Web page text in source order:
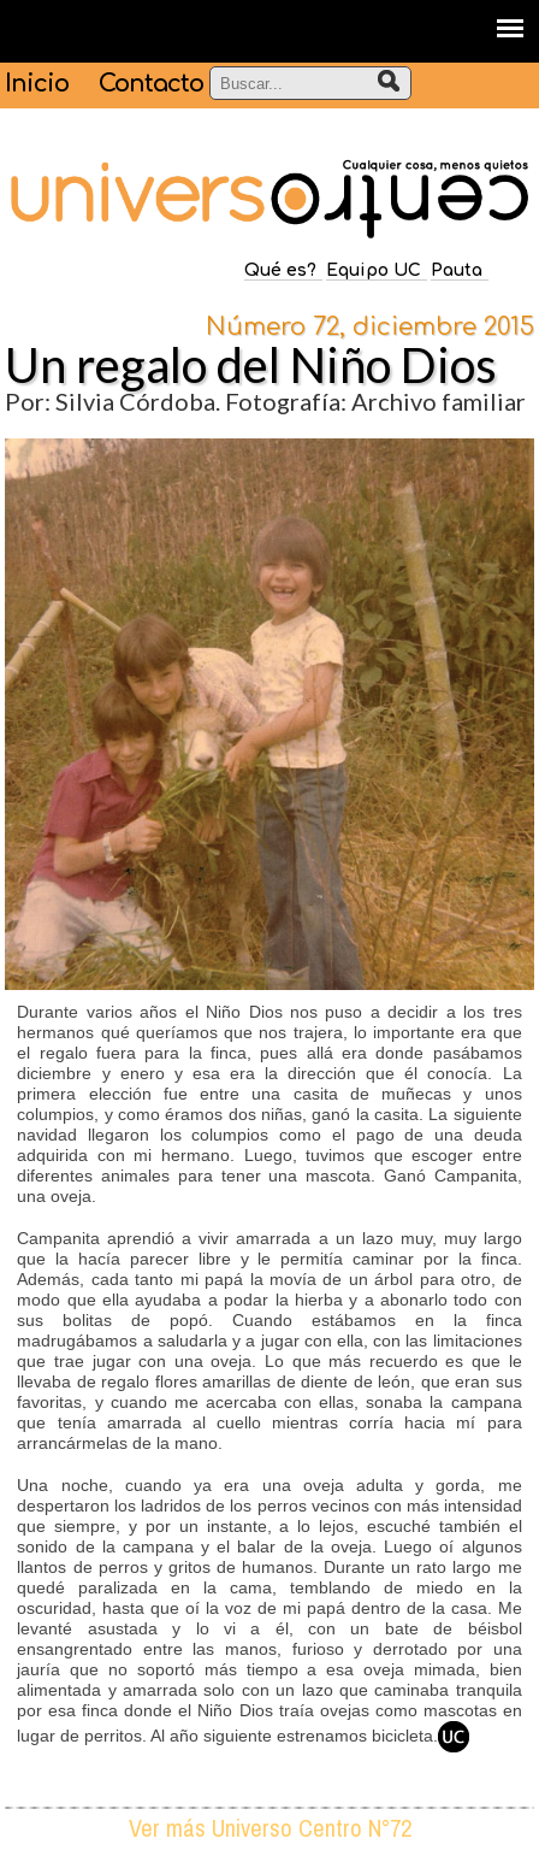
Inicio Contacto
Qué es? Equipo UC Pauta
Número 72, diciembre 2015
Un regalo del Niño Dios
Por: Silvia Córdoba. Fotografía: Archivo familiar
Durante varios años el Niño Dios nos puso a decidir a los tres
hermanos qué queríamos que nos trajera, lo importante era que
el regalo fuera para la finca, pues allá era donde pasábamos
diciembre y enero y esa era la dirección que él conocía. La
primera elección fue entre una casita de muñecas y unos
columpios, y como éramos dos niñas, ganó la casita. La siguiente
navidad llegaron los columpios como el pago de una deuda
adquirida con mi hermano. Luego, tuvimos que escoger entre
diferentes animales para tener una mascota. Ganó Campanita,
una oveja.
Campanita aprendió a vivir amarrada a un lazo muy, muy largo
que la hacía parecer libre y le permitía caminar por la finca.
Además, cada tanto mi papá la movía de un árbol para otro, de
modo que ella ayudaba a podar la hierba y a abonarlo todo con
sus bolitas de popó. Cuando estábamos en la finca
madrugábamos a saludarla y a jugar con ella, con las limitaciones
que trae jugar con una oveja. Lo que más recuerdo es que le
llevaba de regalo flores amarillas de diente de león, que eran sus
favoritas, y cuando me acercaba con ellas, sonaba la campana
que tenía amarrada al cuello mientras corría hacia mí para
arrancármelas de la mano.
Una noche, cuando ya era una oveja adulta y gorda, me
despertaron los ladridos de los perros vecinos con más intensidad
que siempre, y por un instante, a lo lejos, escuché también el
sonido de la campana y el balar de la oveja. Luego oí algunos
llantos de perros y gritos de humanos. Durante un rato largo me
quedé paralizada en la cama, temblando de miedo en la
oscuridad, hasta que oí la voz de mi papá dentro de la casa. Me
levanté asustada y lo vi a él, con un bate de béisbol
ensangrentado entre las manos, furioso y derrotado por una
jauría que no soportó más tiempo a esa oveja mimada, bien
alimentada y amarrada solo con un lazo que caminaba tranquila
por esa finca donde el Niño Dios traía ovejas como mascotas en
lugar de perritos. Al año siguiente estrenamos bicicleta.
Ver más Universo Centro N°72